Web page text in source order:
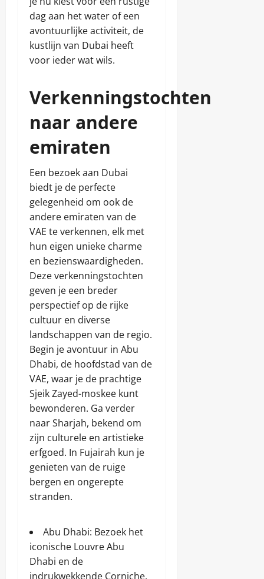
dag aan het water of een
avontuurlijke activiteit, de
kustlijn van Dubai heeft
voor ieder wat wils.
Verkenningstochten
naar andere
emiraten
Een bezoek aan Dubai
biedt je de perfecte
gelegenheid om ook de
andere emiraten van de
VAE te verkennen, elk met
hun eigen unieke charme
en bezienswaardigheden.
Deze verkenningstochten
geven je een breder
perspectief op de rijke
cultuur en diverse
landschappen van de regio.
Begin je avontuur in Abu
Dhabi, de hoofdstad van de
VAE, waar je de prachtige
Sjeik Zayed-moskee kunt
bewonderen. Ga verder
naar Sharjah, bekend om
zijn culturele en artistieke
erfgoed. In Fujairah kun je
genieten van de ruige
bergen en ongerepte
stranden.
Abu Dhabi: Bezoek het
iconische Louvre Abu
Dhabi en de
indrukwekkende Corniche.